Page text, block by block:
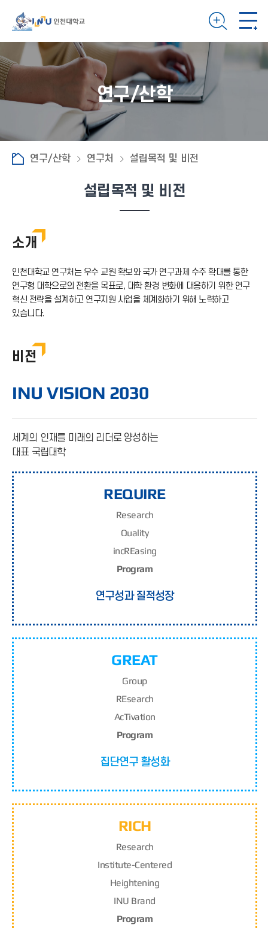
연구/산학
연구/산학 연구처 설립목적 및 비전
설립목적 및 비전
소개
인천대학교 연구처는 우수 교원 확보와 국가 연구과제 수주 확대를 통한
연구형 대학으로의 전환을 목표로, 대학 환경 변화에 대응하기 위한 연구
혁신 전략을 설계하고 연구지원 사업을 체계화하기 위해 노력하고
있습니다.
비전
INU VISION 2030
세계의 인재를 미래의 리더로 양성하는
대표 국립대학
REQUIRE
Research
Quality
incREasing
Program
연구성과 질적성장
GREAT
Group
REsearch
AcTivation
Program
집단연구 활성화
RICH
Research
Institute-Centered
Heightening
INU Brand
Program